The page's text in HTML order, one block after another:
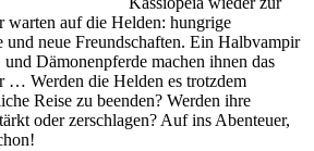
warten auf die Helden: hungrige
und neue Freundschaften. Ein Halbvampir
Dämonenpferde machen ihnen das
… Werden die Helden es trotzdem
Reise zu beenden? Werden ihre
oder zerschlagen? Auf ins Abenteuer,